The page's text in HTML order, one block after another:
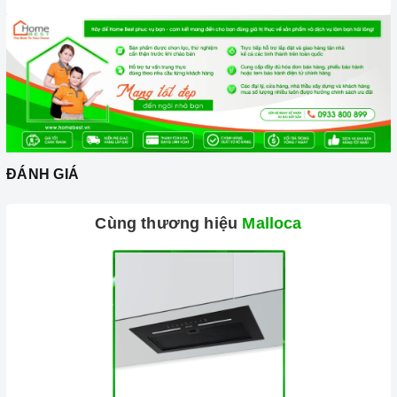
ĐÁNH GIÁ
Cùng thương hiệu Malloca